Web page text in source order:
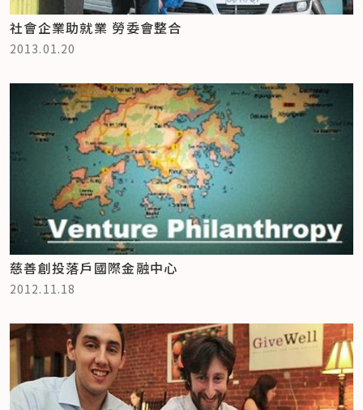
社會企業助就業 勞委會整合
2013.01.20
慈善創投落戶國際金融中心
2012.11.18